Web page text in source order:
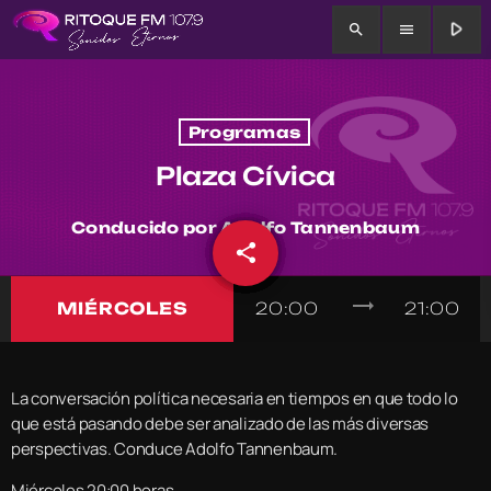
search menu play_arrow
Programas
Plaza Cívica
Conducido por Adolfo Tannenbaum
share
email
MIÉRCOLES 20:00 trending_flat 21:00
La conversación política necesaria en tiempos en que todo lo
que está pasando debe ser analizado de las más diversas
perspectivas. Conduce Adolfo Tannenbaum.